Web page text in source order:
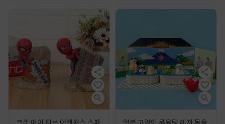
크리 에이 티브 어벤져스 스파
일본 고양이 목욕탕 레저 목욕